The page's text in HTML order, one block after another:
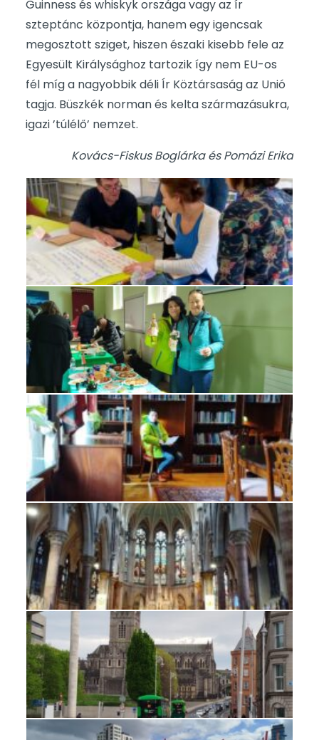
Guinness és whiskyk országa vagy az ír
szteptánc központja, hanem egy igencsak
megosztott sziget, hiszen északi kisebb fele az
Egyesült Királysághoz tartozik így nem EU-os
fél míg a nagyobbik déli Ír Köztársaság az Unió
tagja. Büszkék norman és kelta származásukra,
igazi ’túlélő’ nemzet.
Kovács-Fiskus Boglárka és Pomázi Erika